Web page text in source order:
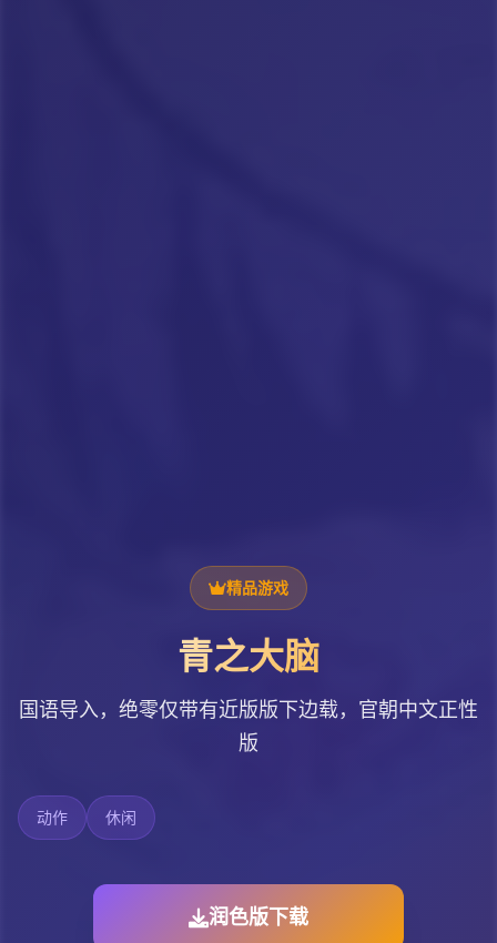
精品游戏
青之大脑
国语导入，绝零仅带有近版版下边载，官朝中文正性
版
动作 休闲
润色版下载